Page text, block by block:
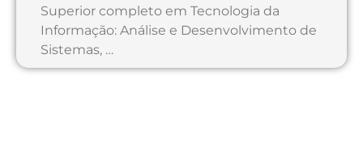
Superior completo em Tecnologia da
Informação: Análise e Desenvolvimento de
Sistemas, …